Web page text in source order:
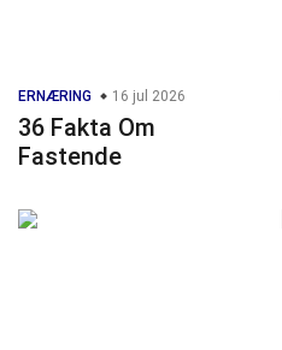
ERNÆRING 16 jul 2026
36 Fakta Om
Fastende